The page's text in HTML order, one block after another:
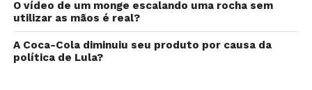
O vídeo de um monge escalando uma rocha sem
utilizar as mãos é real?
A Coca-Cola diminuiu seu produto por causa da
política de Lula?